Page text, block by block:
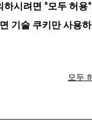
하시려면 "모두 허용
기술 쿠키만 사용
모두